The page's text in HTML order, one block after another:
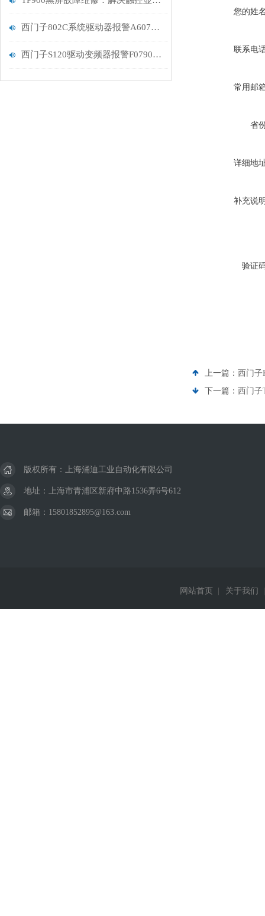
西门子802C系统驱动器报警A607控制器坏维修解决
西门子S120驱动变频器报警F07900维修处理
您的姓
联系电
常用邮
省
详细地
补充说
验证
上一篇： 西门子
下一篇： 西门子
版权所有：上海涌迪工业自动化有限公司
地址：上海市青浦区新府中路1536弄6号612
邮箱：15801852895@163.com
网站首页 关于我们